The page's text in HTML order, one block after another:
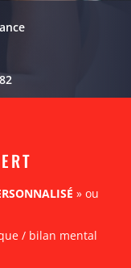
» ou
/ bilan mental